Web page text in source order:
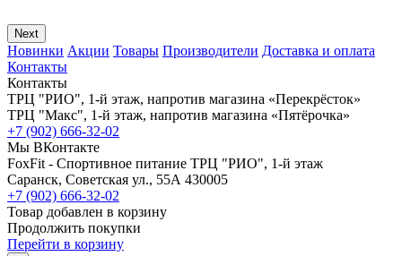
Next
Новинки Акции Товары Производители Доставка и оплата
Контакты
Контакты
ТРЦ "РИО", 1-й этаж, напротив магазина «Перекрёсток»
ТРЦ "Макс", 1-й этаж, напротив магазина «Пятёрочка»
+7 (902) 666-32-02
Мы ВКонтакте
FoxFit - Спортивное питание ТРЦ "РИО", 1-й этаж
Саранск, Советская ул., 55А 430005
+7 (902) 666-32-02
Товар добавлен в корзину
Продолжить покупки
Перейти в корзину